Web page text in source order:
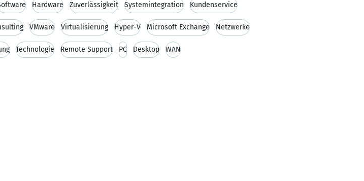
Hardware Zuverlässigkeit Systemintegration Kundenservice
VMware Virtualisierung Hyper-V Microsoft Exchange Netzwerke
Technologie Remote Support PC Desktop WAN